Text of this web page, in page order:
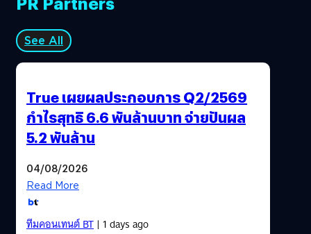
See All
True เผยผลประกอบการ Q2/2569
กำไรสุทธิ 6.6 พันล้านบาท จ่ายปันผล
5.2 พันล้าน
04/08/2026
Read More
ทีมคอนเทนต์ BT| 1 days ago